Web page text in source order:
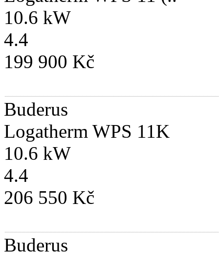
10.6 kW
4.4
199 900 Kč
Buderus
Logatherm WPS 11K
10.6 kW
4.4
206 550 Kč
Buderus